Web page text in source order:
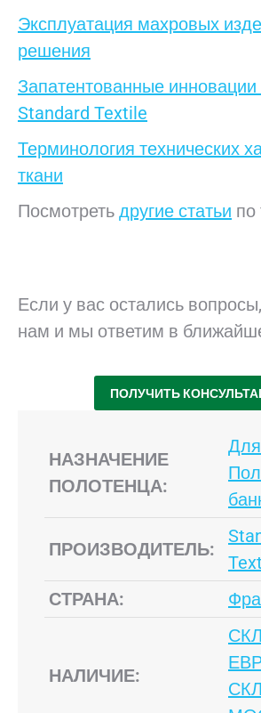
Эксплуатация махровых
решения
Запатентованные
Standard Textile
Терминология технических
ткани
Посмотреть другие статьи по
Если у вас остались
нам и мы ответим в
ПОЛУЧИТЬ
НАЗНАЧЕНИЕ
ПОЛОТЕНЦА:
ПРОИЗВОДИТЕЛЬ:
СТРАНА:
НАЛИЧИЕ: